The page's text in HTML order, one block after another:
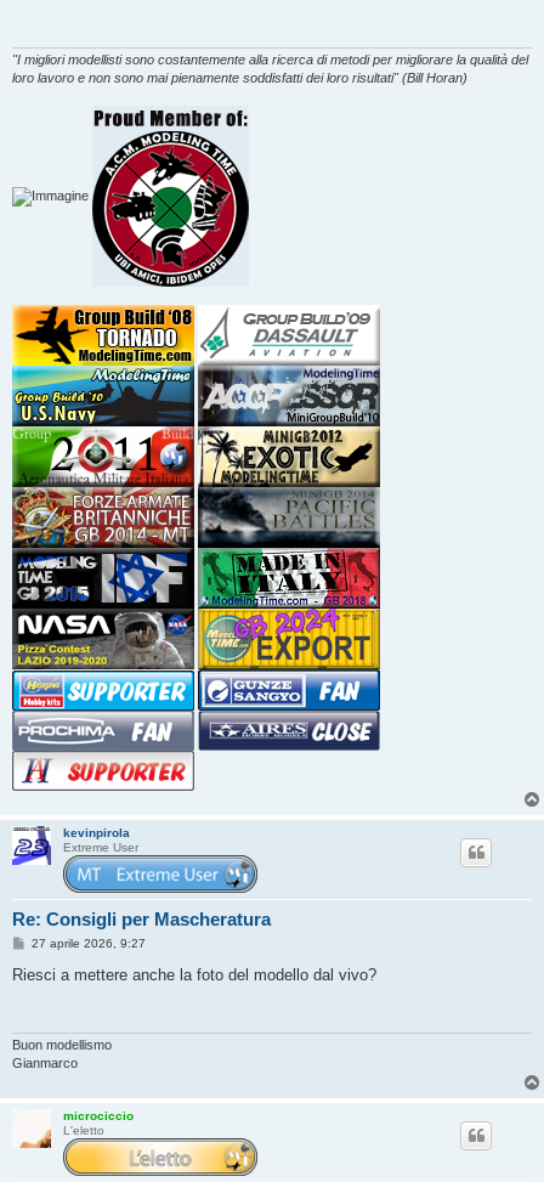
i
o
"I migliori modellisti sono costantemente alla ricerca di metodi per migliorare la qualità del
loro lavoro e non sono mai pienamente soddisfatti dei loro risultati" (Bill Horan)
kevinpirola
Extreme User
Re: Consigli per Mascheratura
M
s
i
o
27 aprile 2026, 9:27
Riesci a mettere anche la foto del modello dal vivo?
Buon modellismo
Gianmarco
microciccio
L'eletto